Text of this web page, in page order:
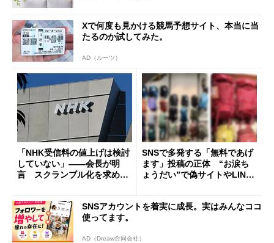
Xで何度も見かける競馬予想サイト、本当に当
たるのか試してみた。
AD（ルーツ）
「NHK受信料の値上げは検討
していない」――会長が明
言 スクランブル化を求める
SNSで多発する「無料であげ
ます」投稿の正体 “お涙ち
ょうだい”で偽サイトやLINE
SNSアカウントを着実に成長。実はみんなココ
使ってます。
AD（Dreaw合同会社）